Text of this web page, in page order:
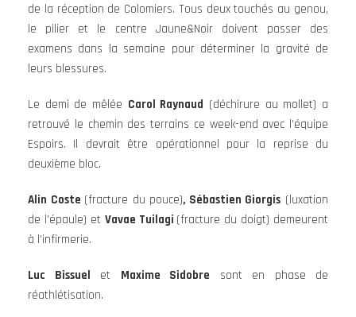
de la réception de Colomiers. Tous deux touchés au genou,
le pilier et le centre Jaune&Noir doivent passer des
examens dans la semaine pour déterminer la gravité de
leurs blessures.
Le demi de mêlée Carol Raynaud (déchirure au mollet) a
retrouvé le chemin des terrains ce week-end avec l’équipe
Espoirs. Il devrait être opérationnel pour la reprise du
deuxième bloc.
Alin Coste (fracture du pouce), Sébastien Giorgis (luxation
de l’épaule) et Vavae Tuilagi (fracture du doigt) demeurent
à l’infirmerie.
Luc Bissuel et Maxime Sidobre sont en phase de
réathlétisation.